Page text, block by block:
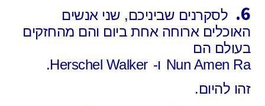
6.
לסקרנים שביניכם, שני אנשים
האוכלים ארוחה אחת ביום והם מהחזקים
בעולם הם
Nun Amen Ra ו- Herschel Walker.
זהו להיום.